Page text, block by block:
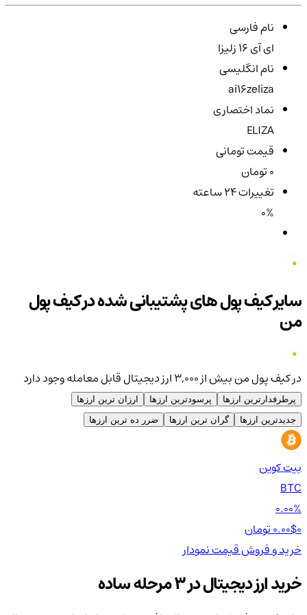
نام فارسی
ای آی 16 زلیزا
نام انگلیسی
ai16zeliza
نماد اختصاری
ELIZA
قیمت تومانی
تغییرات ۲۴ ساعته
0%
سایر کیف پول های پشتیبانی شده در کیف پول
من
در کیف پول من بیش از ۳,۰۰۰ ارز دیجیتال قابل معامله وجود دارد
پرطرفدارترین ارزها پرسودترین ارزها
ارزان ترین ارزها
جدیدترین ارزها
گران ترین ارزها ضرر ده ترین ارزها
بیت کوین
BTC
0.00%
0.00$
خرید و فروشقیمتنمودار
خرید ارز دیجیتال در 3 مرحله ساده